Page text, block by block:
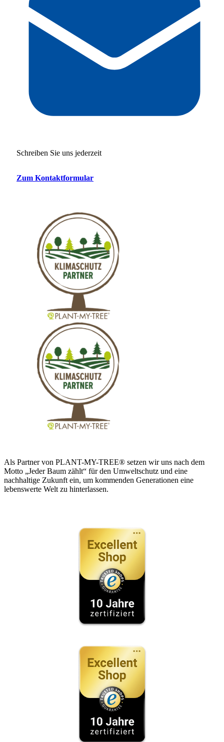
Schreiben Sie uns jederzeit
Zum Kontaktformular
Als Partner von PLANT-MY-TREE® setzen wir uns nach dem
Motto „Jeder Baum zählt“ für den Umweltschutz und eine
nachhaltige Zukunft ein, um kommenden Generationen eine
lebenswerte Welt zu hinterlassen.